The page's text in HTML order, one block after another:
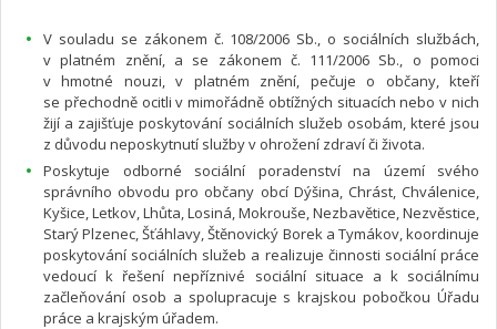
V souladu se zákonem č. 108/2006 Sb., o sociálních službách,
v platném znění, a se zákonem č. 111/2006 Sb., o pomoci
v hmotné nouzi, v platném znění, pečuje o občany, kteří
se přechodně ocitli v mimořádně obtížných situacích nebo v nich
žijí a zajišťuje poskytování sociálních služeb osobám, které jsou
z důvodu neposkytnutí služby v ohrožení zdraví či života.
Poskytuje odborné sociální poradenství na území svého
správního obvodu pro občany obcí Dýšina, Chrást, Chválenice,
Kyšice, Letkov, Lhůta, Losiná, Mokrouše, Nezbavětice, Nezvěstice,
Starý Plzenec, Šťáhlavy, Štěnovický Borek a Tymákov, koordinuje
poskytování sociálních služeb a realizuje činnosti sociální práce
vedoucí k řešení nepříznivé sociální situace a k sociálnímu
začleňování osob a spolupracuje s krajskou pobočkou Úřadu
práce a krajským úřadem.